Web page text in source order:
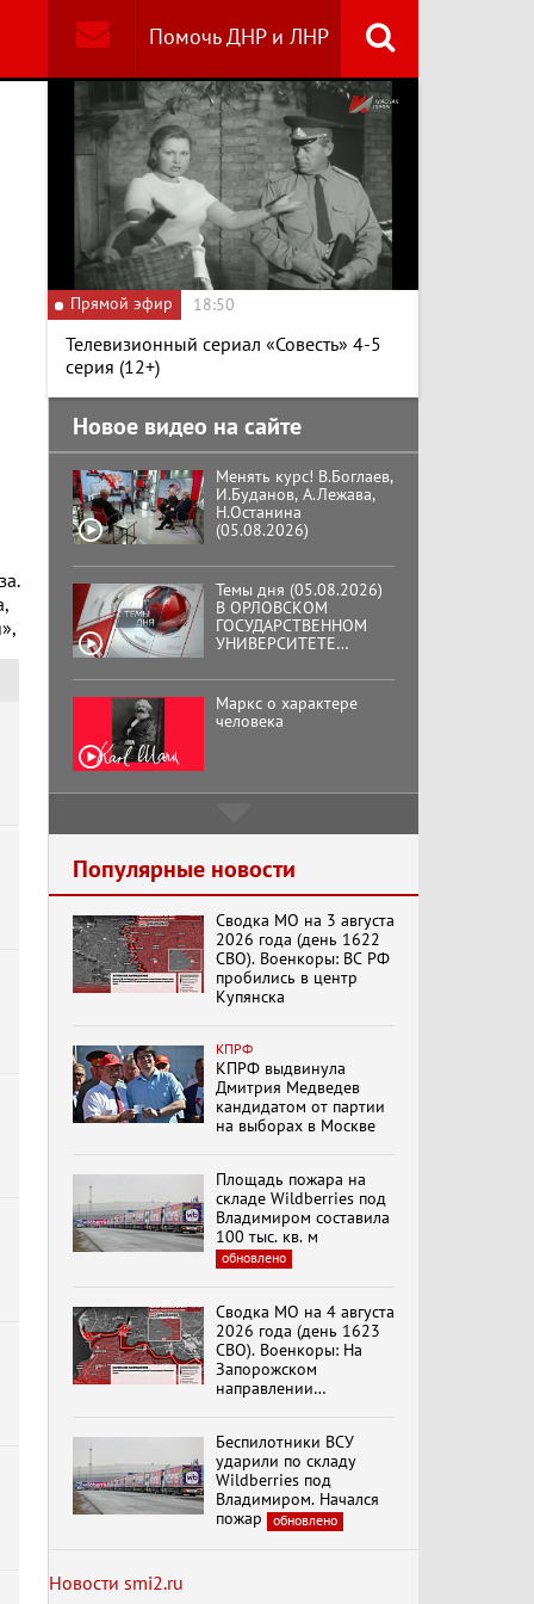
Помочь ДНР и ЛНР
Прямой эфир 18:50
Телевизионный сериал «Совесть» 4-5
серия (12+)
Новое видео на сайте
Специальный репортаж
«Безразмерное
Кольцо»
К ГРАЖДАНАМ
РОССИИ! Обращение
Г.А. Зюганова,
Председателя ЦК
фракции КПРФ в
Государственной Думе
террор"
Менять курс! В.Боглаев,
И.Буданов, А.Лежава,
Н.Останина
(05.08.2026)
Темы дня (05.08.2026)
В ОРЛОВСКОМ
ГОСУДАРСТВЕННОМ
УНИВЕРСИТЕТЕ
АУДИТОРИЯ ИМЕНИ
ЗНАМЕНИТОГО
ВЫПУСКНИКА,
ГЕННАДИЯ ЗЮГАНОВА.
Маркс о характере
человека
кооператор
Хук слева:
«Додоговаривались...»
(11.06.2026)
Бренды Советской
эпохи "Гжель"
«Безразмерное
Кольцо»
К ГРАЖДАНАМ
Г.А. Зюганова,
Председателя ЦК
КПРФ Руководителя
фракции КПРФ в
Государственной Думе
РФ (28.07.2026)
Документальный
фильм "Империализм и
Менять курс! В.Боглаев,
И.Буданов, А.Лежава,
Н.Останина
Популярные новости
Сводка МО на 3 августа
2026 года (день 1622
СВО). Военкоры: ВС РФ
пробились в центр
Купянска
КПРФ
КПРФ выдвинула
Дмитрия Медведев
кандидатом от партии
на выборах в Москве
Площадь пожара на
складе Wildberries под
Владимиром составила
100 тыс. кв. м
обновлено
Сводка МО на 4 августа
2026 года (день 1623
СВО). Военкоры: На
Запорожском
направлении
Степногорска
Беспилотники ВСУ
ударили по складу
Wildberries под
Владимиром. Начался
пожар
обновлено
Новости smi2.ru